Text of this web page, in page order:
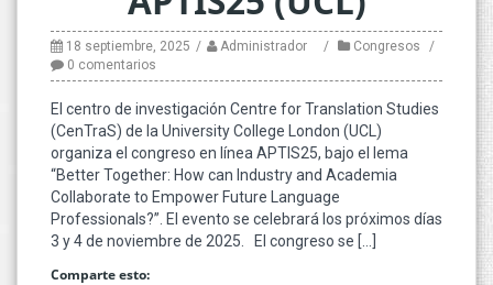
18 septiembre, 2025 Administrador
Congresos
0 comentarios
El centro de investigación Centre for Translation Studies
(CenTraS) de la University College London (UCL)
organiza el congreso en línea APTIS25, bajo el lema
“Better Together: How can Industry and Academia
Collaborate to Empower Future Language
Professionals?”. El evento se celebrará los próximos días
3 y 4 de noviembre de 2025. El congreso se […]
Comparte esto: